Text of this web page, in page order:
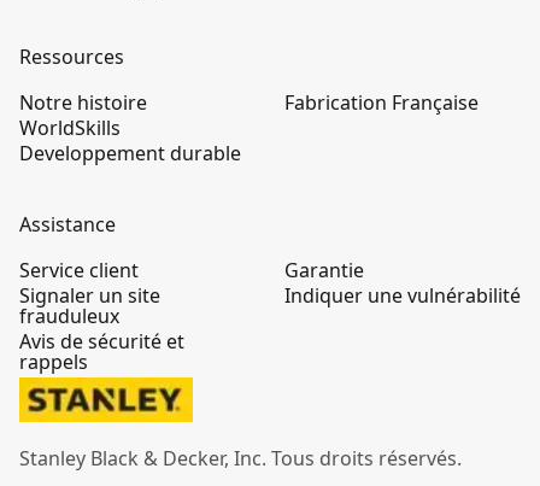
Ressources
Notre histoire
WorldSkills
Developpement durable
Fabrication Française
Assistance
Service client
Signaler un site
frauduleux
Avis de sécurité et
rappels
Garantie
Indiquer une vulnérabilité
Stanley Black & Decker, Inc. Tous droits réservés.